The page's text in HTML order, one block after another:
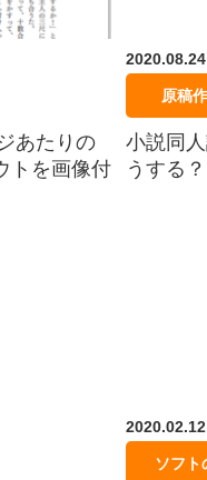
あたりの
トを画像付
2020.08.24
原稿
小説同
うする？
2020.02.12
ソフト